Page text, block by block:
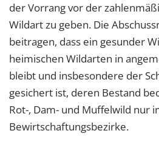
der Vorrang vor der
Wildart zu geben. Die
beitragen, dass ein gesunder
heimischen Wildarten in
bleibt und insbesondere der
gesichert ist, deren Bestand
Rot-, Dam- und Muffelwild nur
Bewirtschaftungsbezirke.
Zweck:
Dieser Cookie speichert die
Einverständnis-Optionen
Cookie Laufzeit:
EXTERNE MEDIEN
Um Inhalte von